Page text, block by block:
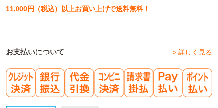
11,000円（税込）以上お買い上げで送料無料！
お支払いについて > 詳しく見る